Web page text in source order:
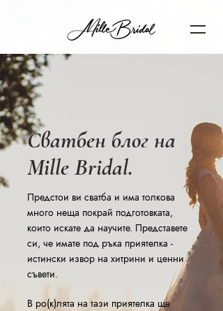
Сватбен блог на
Mille Bridal.
Предстои ви сватба и има толкова
много неща покрай подготовката,
които искате да научите. Представете
си, че имате под ръка приятелка -
истински извор на хитрини и ценни
съвети.
В ро(к)лята на тази приятелка ще